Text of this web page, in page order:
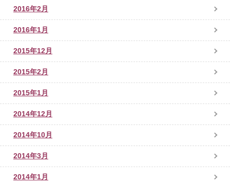
2016年2月
2016年1月
2015年12月
2015年2月
2015年1月
2014年12月
2014年10月
2014年3月
2014年1月